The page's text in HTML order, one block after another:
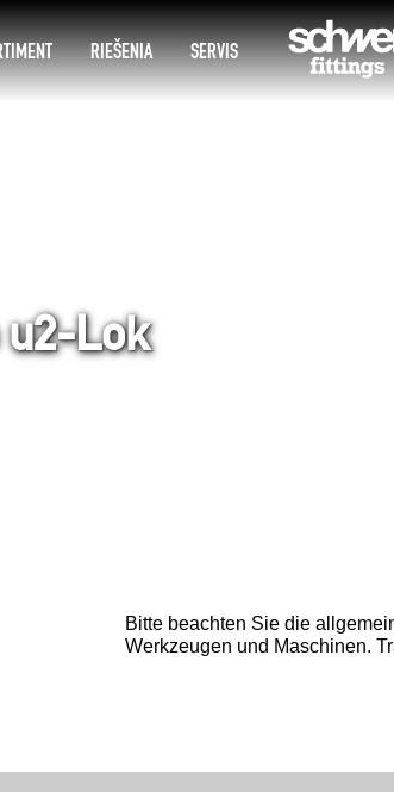
RIEŠENIA SERVIS
Lok
Bitte beachten Sie die
Werkzeugen und Maschinen.